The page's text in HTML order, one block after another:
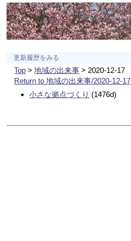
更新履歴をみる
Top >地域の出来事 > 2020-12-17
Return to 地域の出来事/2020-12-17
小さな拠点づくり (1476d)